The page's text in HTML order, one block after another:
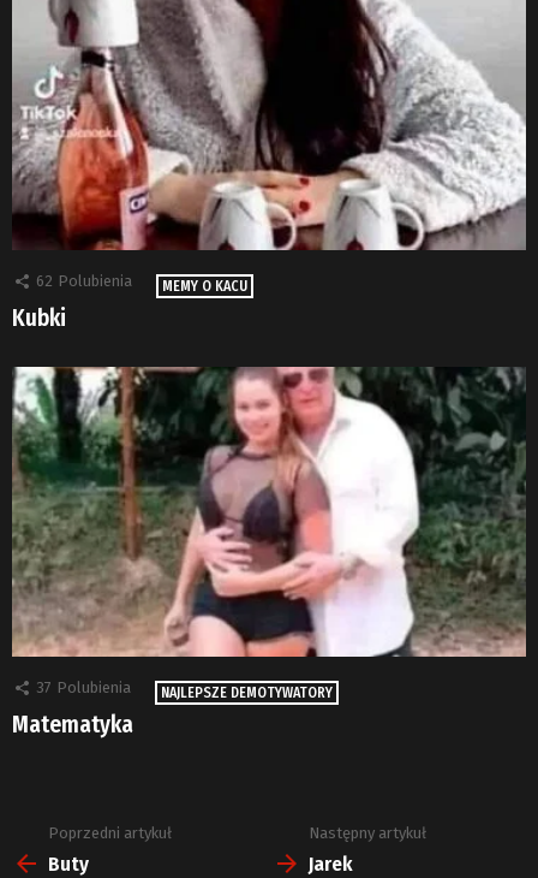
62 Polubienia MEMY O KACU
Kubki
37 Polubienia NAJLEPSZE DEMOTYWATORY
Matematyka
Zobacz
więcej
Poprzedni artykuł
Buty
Następny artykuł
Jarek